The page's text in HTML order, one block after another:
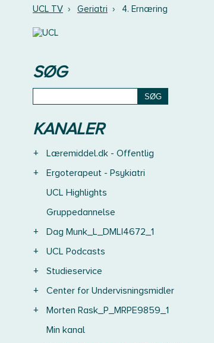
UCL TV › Geriatri › 4. Ernæring
SØG
KANALER
+
Læremiddel.dk - Offentlig
+
Ergoterapeut - Psykiatri
UCL Highlights
Gruppedannelse
+
Dag Munk_L_DMLI4672_1
+
UCL Podcasts
+
Studieservice
+
Center for Undervisningsmidler
+
Morten Rask_P_MRPE9859_1
Min kanal